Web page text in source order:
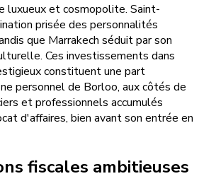
luxueux et cosmopolite. Saint-
prisée des personnalités
que Marrakech séduit par son
Ces investissements dans
constituent une part
personnel de Borloo, aux côtés de
et professionnels accumulés
d'affaires, bien avant son entrée en
fiscales ambitieuses